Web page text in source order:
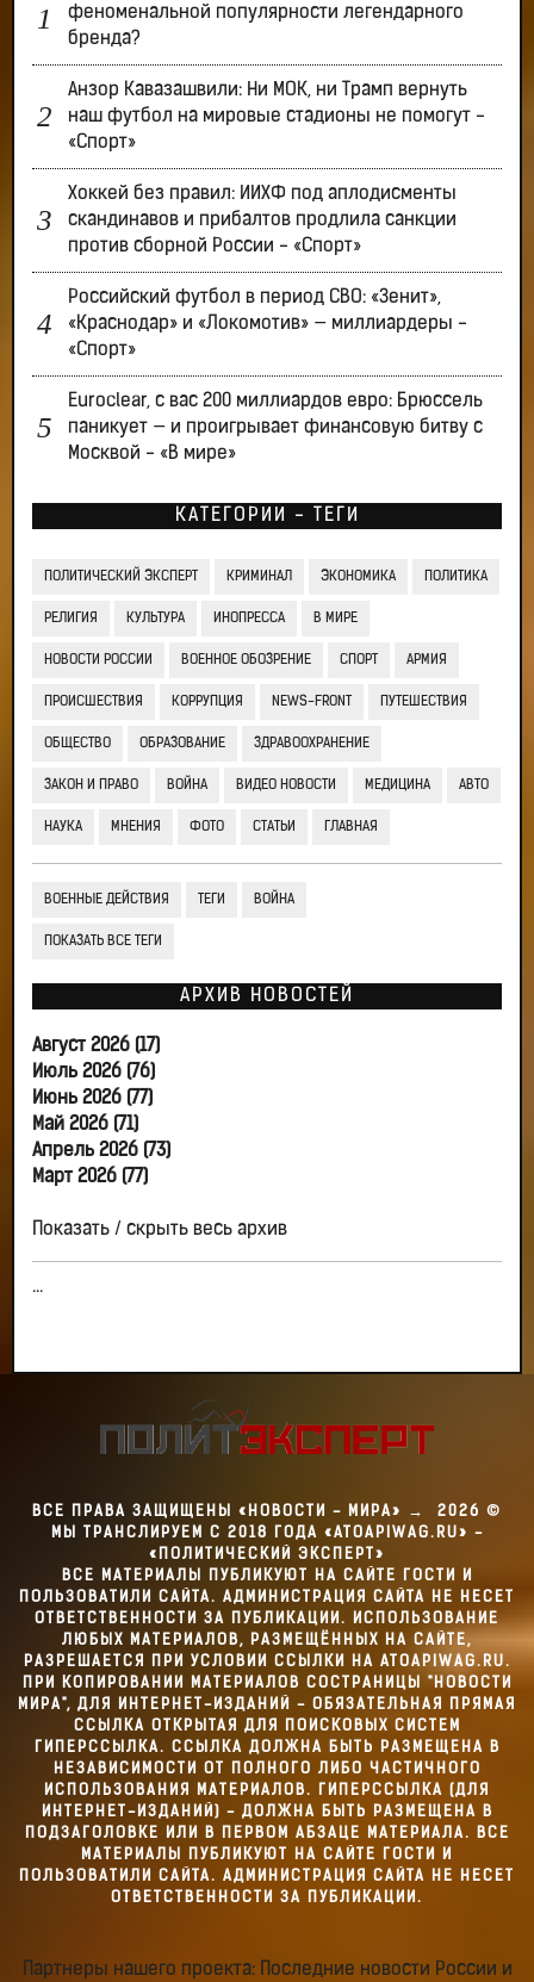
феноменальной популярности легендарного
бренда?
Анзор Кавазашвили: Ни МОК, ни Трамп вернуть
наш футбол на мировые стадионы не помогут -
«Спорт»
Хоккей без правил: ИИХФ под аплодисменты
скандинавов и прибалтов продлила санкции
против сборной России - «Спорт»
Российский футбол в период СВО: «Зенит»,
«Краснодар» и «Локомотив» — миллиардеры -
«Спорт»
Euroclear, с вас 200 миллиардов евро: Брюссель
паникует — и проигрывает финансовую битву с
Москвой - «В мире»
КАТЕГОРИИ - ТЕГИ
ПОЛИТИЧЕСКИЙ ЭКСПЕРТ КРИМИНАЛ ЭКОНОМИКА ПОЛИТИКА
РЕЛИГИЯ КУЛЬТУРА ИНОПРЕССА В МИРЕ
НОВОСТИ РОССИИ ВОЕННОЕ ОБОЗРЕНИЕ СПОРТ АРМИЯ
ПРОИСШЕСТВИЯ КОРРУПЦИЯ NEWS-FRONT ПУТЕШЕСТВИЯ
ОБЩЕСТВО ОБРАЗОВАНИЕ ЗДРАВООХРАНЕНИЕ
ЗАКОН И ПРАВО ВОЙНА ВИДЕО НОВОСТИ МЕДИЦИНА АВТО
НАУКА МНЕНИЯ ФОТО СТАТЬИ ГЛАВНАЯ
ВОЕННЫЕ ДЕЙСТВИЯ ТЕГИ ВОЙНА
ПОКАЗАТЬ ВСЕ ТЕГИ
АРХИВ НОВОСТЕЙ
Август 2026 (17)
Июль 2026 (76)
Июнь 2026 (77)
Май 2026 (71)
Апрель 2026 (73)
Март 2026 (77)
Показать / скрыть весь архив
...
ВСЕ ПРАВА ЗАЩИЩЕНЫ «НОВОСТИ - МИРА» → 2026 ©
МЫ ТРАНСЛИРУЕМ С 2018 ГОДА «ATOAPIWAG.RU» -
«ПОЛИТИЧЕСКИЙ ЭКСПЕРТ»
ВСЕ МАТЕРИАЛЫ ПУБЛИКУЮТ НА САЙТЕ ГОСТИ И
ПОЛЬЗОВАТИЛИ САЙТА. АДМИНИСТРАЦИЯ САЙТА НЕ НЕСЕТ
ОТВЕТСТВЕННОСТИ ЗА ПУБЛИКАЦИИ. ИСПОЛЬЗОВАНИЕ
ЛЮБЫХ МАТЕРИАЛОВ, РАЗМЕЩЁННЫХ НА САЙТЕ,
РАЗРЕШАЕТСЯ ПРИ УСЛОВИИ ССЫЛКИ НА ATOAPIWAG.RU.
ПРИ КОПИРОВАНИИ МАТЕРИАЛОВ СОСТРАНИЦЫ "НОВОСТИ
МИРА", ДЛЯ ИНТЕРНЕТ-ИЗДАНИЙ - ОБЯЗАТЕЛЬНАЯ ПРЯМАЯ
ССЫЛКА ОТКРЫТАЯ ДЛЯ ПОИСКОВЫХ СИСТЕМ
ГИПЕРССЫЛКА. ССЫЛКА ДОЛЖНА БЫТЬ РАЗМЕЩЕНА В
НЕЗАВИСИМОСТИ ОТ ПОЛНОГО ЛИБО ЧАСТИЧНОГО
ИСПОЛЬЗОВАНИЯ МАТЕРИАЛОВ. ГИПЕРССЫЛКА (ДЛЯ
ИНТЕРНЕТ-ИЗДАНИЙ) - ДОЛЖНА БЫТЬ РАЗМЕЩЕНА В
ПОДЗАГОЛОВКЕ ИЛИ В ПЕРВОМ АБЗАЦЕ МАТЕРИАЛА. ВСЕ
МАТЕРИАЛЫ ПУБЛИКУЮТ НА САЙТЕ ГОСТИ И
ПОЛЬЗОВАТИЛИ САЙТА. АДМИНИСТРАЦИЯ САЙТА НЕ НЕСЕТ
ОТВЕТСТВЕННОСТИ ЗА ПУБЛИКАЦИИ.
Партнеры нашего проекта: Последние новости России и